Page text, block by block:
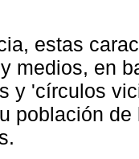
estas
medios, en
y 'círculos
población